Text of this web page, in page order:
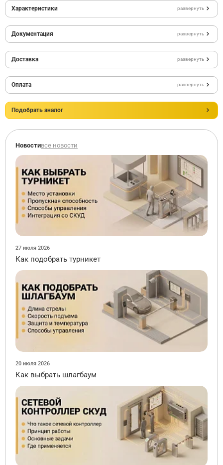
Характеристики развернуть
Документация развернуть
Доставка развернуть
Оплата развернуть
Подобрать аналог
Новостивсе новости
27 июля 2026
Как подобрать турникет
20 июля 2026
Как выбрать шлагбаум